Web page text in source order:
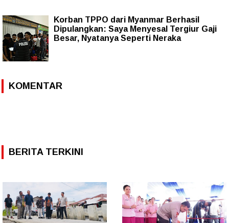
Korban TPPO dari Myanmar Berhasil
Dipulangkan: Saya Menyesal Tergiur Gaji
Besar, Nyatanya Seperti Neraka
KOMENTAR
BERITA TERKINI